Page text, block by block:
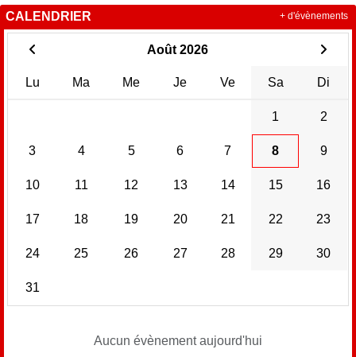
CALENDRIER
Août 2026
Lu Ma Me Je Ve Sa Di
1 2
3 4 5 6 7 8 9
10 11 12 13 14 15 16
17 18 19 20 21 22 23
24 25 26 27 28 29 30
31
Aucun évènement aujourd'hui
+ d'évènements